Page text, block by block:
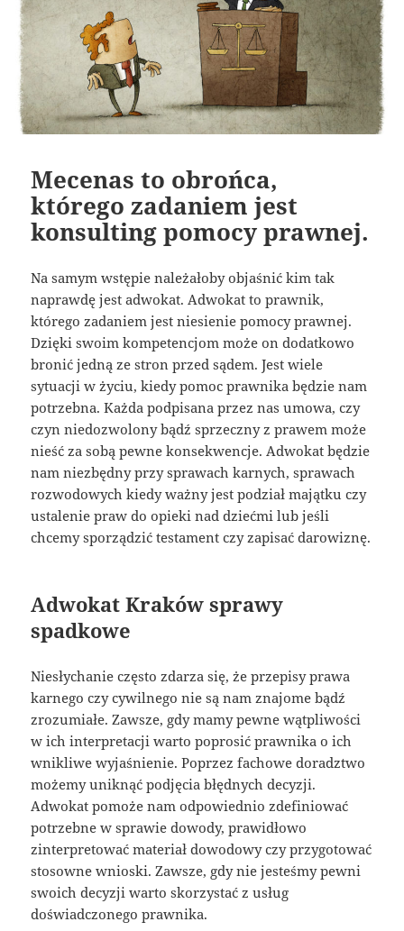
Mecenas to obrońca,
którego zadaniem jest
konsulting pomocy prawnej.
Na samym wstępie należałoby objaśnić kim tak
naprawdę jest adwokat. Adwokat to prawnik,
którego zadaniem jest niesienie pomocy prawnej.
Dzięki swoim kompetencjom może on dodatkowo
bronić jedną ze stron przed sądem. Jest wiele
sytuacji w życiu, kiedy pomoc prawnika będzie nam
potrzebna. Każda podpisana przez nas umowa, czy
czyn niedozwolony bądź sprzeczny z prawem może
nieść za sobą pewne konsekwencje. Adwokat będzie
nam niezbędny przy sprawach karnych, sprawach
rozwodowych kiedy ważny jest podział majątku czy
ustalenie praw do opieki nad dziećmi lub jeśli
chcemy sporządzić testament czy zapisać darowiznę.
Adwokat Kraków sprawy
spadkowe
Niesłychanie często zdarza się, że przepisy prawa
karnego czy cywilnego nie są nam znajome bądź
zrozumiałe. Zawsze, gdy mamy pewne wątpliwości
w ich interpretacji warto poprosić prawnika o ich
wnikliwe wyjaśnienie. Poprzez fachowe doradztwo
możemy uniknąć podjęcia błędnych decyzji.
Adwokat pomoże nam odpowiednio zdefiniować
potrzebne w sprawie dowody, prawidłowo
zinterpretować materiał dowodowy czy przygotować
stosowne wnioski. Zawsze, gdy nie jesteśmy pewni
swoich decyzji warto skorzystać z usług
doświadczonego prawnika.